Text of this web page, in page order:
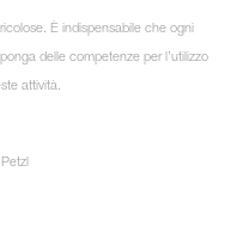
È indispensabile che ogni
delle competenze per l’utilizzo
attività.